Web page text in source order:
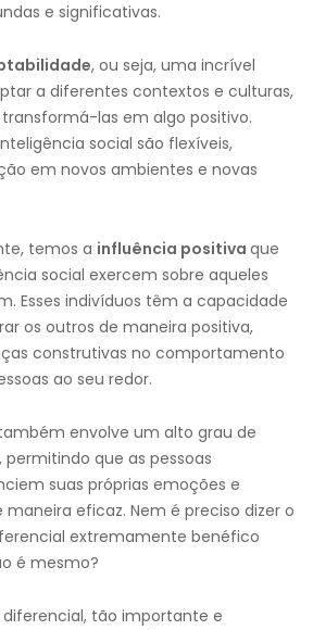
e significativas.
, ou seja, uma incrível
a diferentes contextos e culturas,
las em algo positivo.
social são flexíveis,
em novos ambientes e novas
temos a influência positiva que
social exercem sobre aqueles
Esses indivíduos têm a capacidade
os outros de maneira positiva,
construtivas no comportamento
ao seu redor.
envolve um alto grau de
, permitindo que as pessoas
suas próprias emoções e
eficaz. Nem é preciso dizer o
extremamente benéfico
é mesmo?
tão importante e